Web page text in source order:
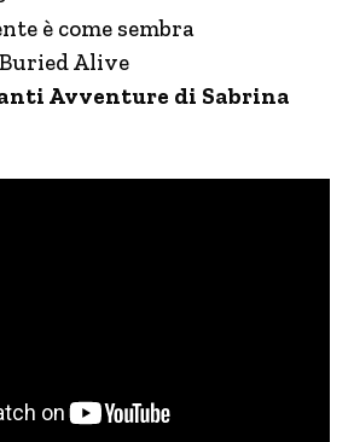
è come sembra
Alive
Avventure di Sabrina